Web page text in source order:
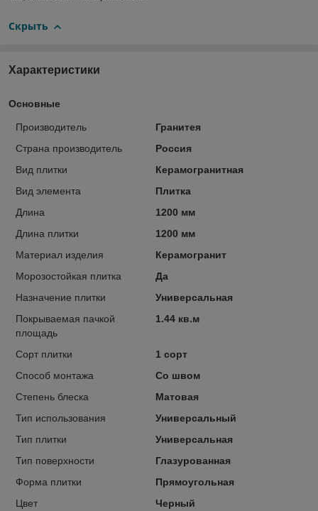
Скрыть
Характеристики
Основные
Производитель
Гранитея
Страна производитель
Россия
Вид плитки
Керамогранитная
Вид элемента
Плитка
Длина
1200 мм
Длина плитки
1200 мм
Материал изделия
Керамогранит
Морозостойкая плитка
Да
Назначение плитки
Универсальная
Покрываемая пачкой
площадь
1.44 кв.м
Сорт плитки
1 сорт
Способ монтажа
Со швом
Степень блеска
Матовая
Тип использования
Универсальный
Тип плитки
Универсальная
Тип поверхности
Глазурованная
Форма плитки
Прямоугольная
Цвет
Черный